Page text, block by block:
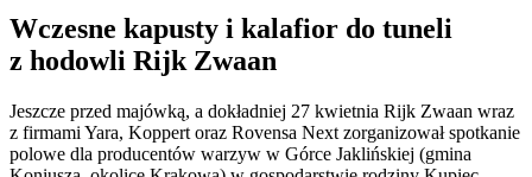
Wczesne kapusty i kalafior do tuneli
z hodowli Rijk Zwaan
Jeszcze przed majówką, a dokładniej 27 kwietnia Rijk Zwaan wraz
z firmami Yara, Koppert oraz Rovensa Next zorganizował spotkanie
polowe dla producentów warzyw w Górce Jaklińskiej (gmina